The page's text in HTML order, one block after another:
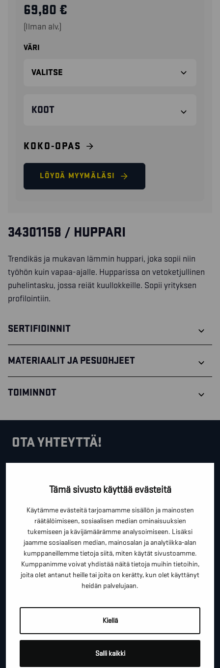
Tämä sivusto käyttää evästeitä
Käytämme evästeitä tarjoamamme sisällön ja mainosten
räätälöimiseen, sosiaalisen median ominaisuuksien
tukemiseen ja kävijämäärämme analysoimiseen. Lisäksi
jaamme sosiaalisen median, mainosalan ja analytiikka-alan
kumppaneillemme tietoja siitä, miten käytät sivustoamme.
Kumppanimme voivat yhdistää näitä tietoja muihin tietoihin,
joita olet antanut heille tai joita on kerätty, kun olet käyttänyt
heidän palvelujaan.
Kiellä
Salli kaikki
69,80 €
(Ilman alv.)
VÄRI
KOOT
KOKO-OPAS
LÖYDÄ MYYMÄLÄSI
34301158 / HUPPARI
Trendikäs ja mukavan lämmin huppari, joka sopii niin
työhön kuin vapaa-ajalle. Hupparissa on vetoketjullinen
puhelintasku, jossa reiät kuullokkeille. Sopii yrityksen
profilointiin.
SERTIFIOINNIT
MATERIAALIT JA PESUOHJEET
TOIMINNOT
OTA YHTEYTTÄ!
" näyttää pakolliset kentät
ETUNIMI SUKUNIMI *
*